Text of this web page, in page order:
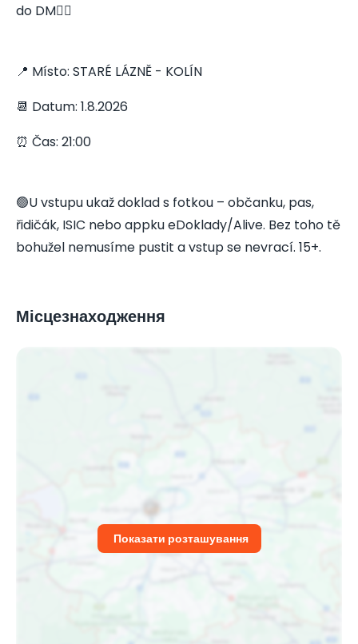
do DM👇🏻
📍 Místo: STARÉ LÁZNĚ - KOLÍN
📆 Datum: 1.8.2026
⏰ Čas: 21:00
🟢U vstupu ukaž doklad s fotkou – občanku, pas,
řidičák, ISIC nebo appku eDoklady/Alive. Bez toho tě
bohužel nemusíme pustit a vstup se nevrací. 15+.
Місцезнаходження
Показати розташування